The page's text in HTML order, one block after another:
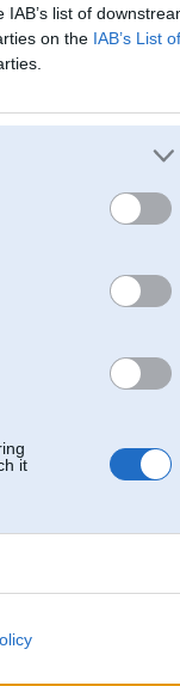
list of
on the IAB’s List of
it
apsildes elements nāca virsū
un arī jauno
Temp sensors, bet